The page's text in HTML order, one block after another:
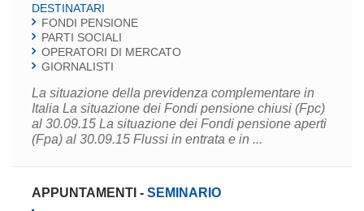
DESTINATARI
FONDI PENSIONE
PARTI SOCIALI
OPERATORI DI MERCATO
GIORNALISTI
La situazione della previdenza complementare in
Italia La situazione dei Fondi pensione chiusi (Fpc)
al 30.09.15 La situazione dei Fondi pensione aperti
(Fpa) al 30.09.15 Flussi in entrata e in ...
APPUNTAMENTI - SEMINARIO